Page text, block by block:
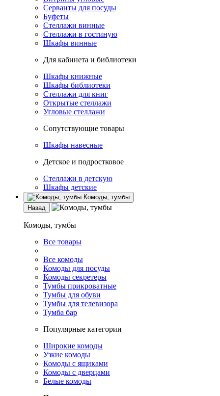
Серванты для посуды
Буфеты
Стеллажи винные
Стеллажи в гостиную
Шкафы винные
Для кабинета и библиотеки
Шкафы книжные
Шкафы библиотеки
Стеллажи для книг
Открытые стеллажи
Угловые стеллажи
Сопутствующие товары
Шкафы навесные
Детское и подростковое
Стеллажи в детскую
Шкафы детские
Комоды, тумбы
Назад
Комоды, тумбы
Все товары
Все комоды
Комоды для посуды
Комоды секретеры
Тумбы прикроватные
Тумбы для обуви
Тумбы для телевизора
Тумба бар
Популярные категории
Широкие комоды
Узкие комоды
Комоды с ящиками
Комоды с дверцами
Белые комоды